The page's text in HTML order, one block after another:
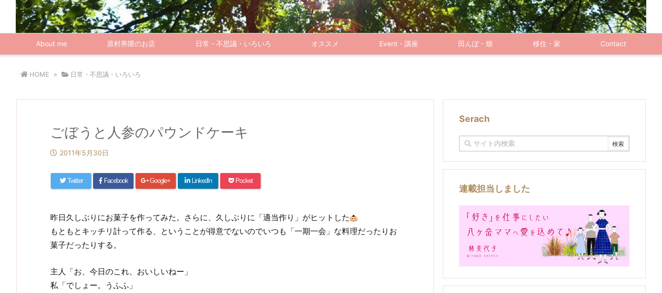
About me 原村界隈のお店 日常・不思議・いろいろ オススメ Event・講座 田んぼ・畑 移住・家 Contact
HOME > 日常・不思議・いろいろ
ごぼうと人参のパウンドケーキ
2011年5月30日
Twitter Facebook Google+ LinkedIn Pocket
昨日久しぶりにお菓子を作ってみた。さらに、久しぶりに「適当作り」がヒットした
もともとキッチリ計って作る、ということが得意でないのでいつも「一期一会」な料理だったりお
菓子だったりする。
主人「お、今日のこれ、おいしいねー」
私「でしょー。うふふ」
Serach
連載担当しました